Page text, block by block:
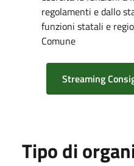
regolamenti e dallo
funzioni statali e
Comune
Streaming
Tipo di